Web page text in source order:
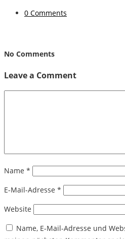
0 Comments
No Comments
Leave a Comment
Name *
E-Mail-Adresse *
Website
Name, E-Mail-Adresse und